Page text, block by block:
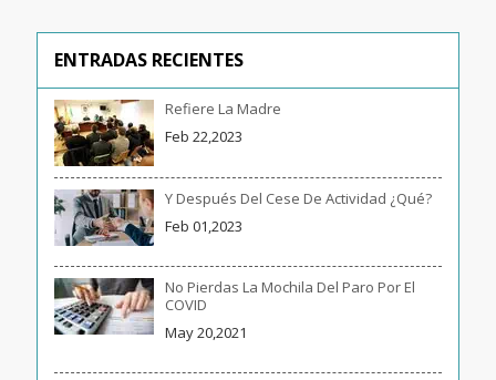
ENTRADAS RECIENTES
Refiere La Madre
Feb 22,2023
Y Después Del Cese De Actividad ¿qué?
Feb 01,2023
No Pierdas La Mochila Del Paro Por El
COVID
May 20,2021